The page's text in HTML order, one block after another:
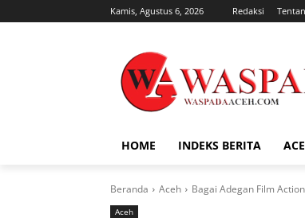
Kamis, Agustus 6, 2026 Redaksi
HOME INDEKS BERITA
Beranda Aceh Bagai Adegan Film
Aceh